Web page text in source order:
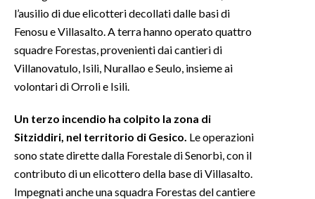
ABBONATI
PUBBLICITÀ
STORE
l’ausilio di due elicotteri decollati dalle basi di
Fenosu e Villasalto. A terra hanno operato quattro
squadre Forestas, provenienti dai cantieri di
Villanovatulo, Isili, Nurallao e Seulo, insieme ai
volontari di Orroli e Isili.
Un terzo incendio ha colpito la zona di
Sitziddiri, nel territorio di Gesico. Le operazioni
sono state dirette dalla Forestale di Senorbì, con il
contributo di un elicottero della base di Villasalto.
Impegnati anche una squadra Forestas del cantiere